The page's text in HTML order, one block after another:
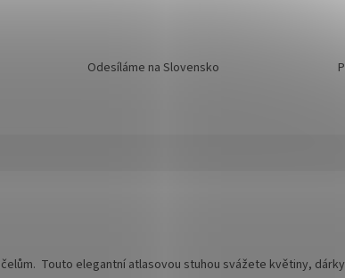
Odesíláme na Slovensko
Touto elegantní atlasovou stuhou svážete květiny,